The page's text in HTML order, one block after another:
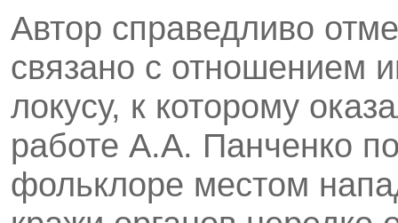
Автор справедливо
связано с отношением
локусу, к которому
работе А.А. Панченко
фольклоре местом